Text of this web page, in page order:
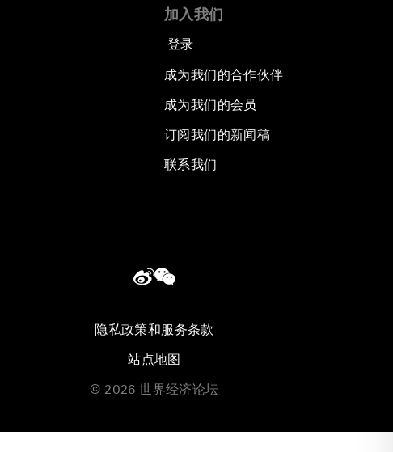
加入我们
登录
成为我们的合作伙伴
成为我们的会员
订阅我们的新闻稿
联系我们
隐私政策和服务条款
站点地图
© 2026 世界经济论坛